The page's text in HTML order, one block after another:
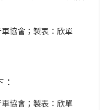
協會；製表：欣單
協會；製表：欣單